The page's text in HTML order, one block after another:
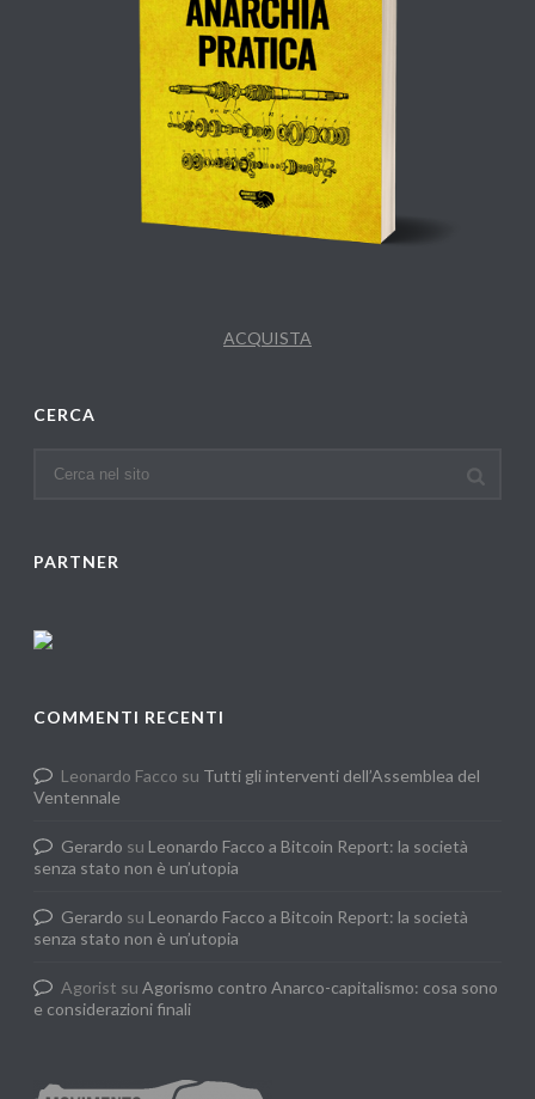
ACQUISTA
CERCA
PARTNER
COMMENTI RECENTI
Leonardo Facco su Tutti gli interventi dell’Assemblea del
Ventennale
Gerardo su Leonardo Facco a Bitcoin Report: la società
senza stato non è un’utopia
Gerardo su Leonardo Facco a Bitcoin Report: la società
senza stato non è un’utopia
Agorist suAgorismo contro Anarco-capitalismo: cosa sono
e considerazioni finali